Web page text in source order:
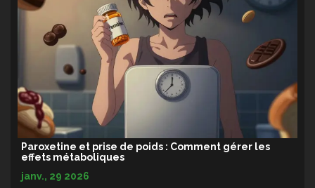
Paroxetine et prise de poids : Comment gérer les
effets métaboliques
janv., 29 2026